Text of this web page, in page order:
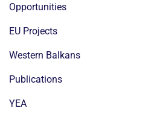
Opportunities
EU Projects
Western Balkans
Publications
YEA